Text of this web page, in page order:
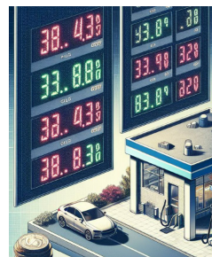
Эксперты
Авторские материалы
Видео
Телефон редакции:+7 495
Электронные почты редакции:
Информационный отдел
info@business-magazine.online
Отдел рекламы